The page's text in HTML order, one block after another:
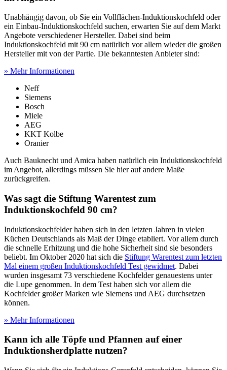
Unabhängig davon, ob Sie ein Vollflächen-Induktionskochfeld oder
ein Einbau-Induktionskochfeld suchen, erwarten Sie auf dem Markt
Angebote verschiedener Hersteller. Dabei sind beim
Induktionskochfeld mit 90 cm natürlich vor allem wieder die großen
Hersteller mit von der Partie. Die bekanntesten Anbieter sind:
» Mehr Informationen
Neff
Siemens
Bosch
Miele
AEG
KKT Kolbe
Oranier
Auch Bauknecht und Amica haben natürlich ein Induktionskochfeld
im Angebot, allerdings müssen Sie hier auf andere Maße
zurückgreifen.
Was sagt die Stiftung Warentest zum
Induktionskochfeld 90 cm?
Induktionskochfelder haben sich in den letzten Jahren in vielen
Küchen Deutschlands als Maß der Dinge etabliert. Vor allem durch
die schnelle Erhitzung und die hohe Sicherheit sind sie besonders
beliebt. Im Oktober 2020 hat sich die Stiftung Warentest zum letzten
Mal einem großen Induktionskochfeld Test gewidmet. Dabei
wurden insgesamt 73 verschiedene Kochfelder genauestens unter
die Lupe genommen. In dem Test haben sich vor allem die
Kochfelder großer Marken wie Siemens und AEG durchsetzen
können.
» Mehr Informationen
Kann ich alle Töpfe und Pfannen auf einer
Induktionsherdplatte nutzen?